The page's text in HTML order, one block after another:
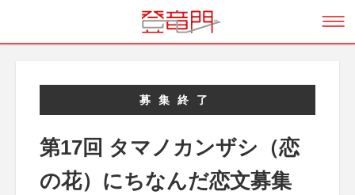
募集終了
第17回 タマノカンザシ（恋
の花）にちなんだ恋文募集